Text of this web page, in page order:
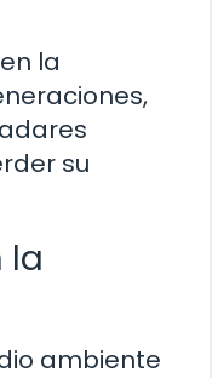
la
su
la
ambiente